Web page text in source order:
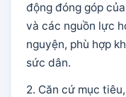
động đóng góp
và các nguồn lực
nguyện, phù hợp
sức dân.
2. Căn cứ mục